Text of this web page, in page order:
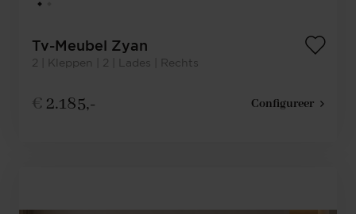
Tv-Meubel Zyan
2 | Kleppen | 2 | Lades | Rechts
€ 2.185,- Configureer